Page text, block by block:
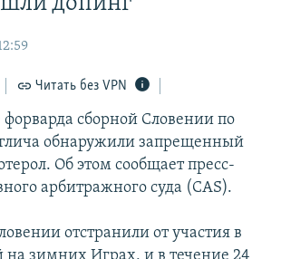
КРЫМА. 11 ИСТОРИЙ СОПРОТИВЛЕНИЯ
СУДЯТ?
Читать без VPN
сборной Словении по
обнаружили запрещенный
Об этом сообщает пресс-
арбитражного суда (СAS).
отстранили от участия в